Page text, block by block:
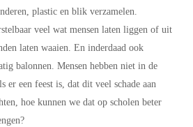
plastic en blik verzamelen.
veel wat mensen laten liggen of uit
laten waaien. En inderdaad ook
balonnen. Mensen hebben niet in de
er een feest is, dat dit veel schade aan
hoe kunnen we dat op scholen beter